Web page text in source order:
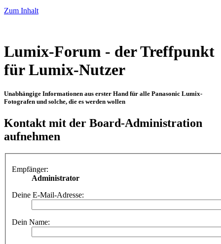
Zum Inhalt
Lumix-Forum - der Treffpunkt
für Lumix-Nutzer
Unabhängige Informationen aus erster Hand für alle Panasonic Lumix-
Fotografen und solche, die es werden wollen
Kontakt mit der Board-Administration
aufnehmen
Empfänger:
Administrator
Deine E-Mail-Adresse:
Dein Name: